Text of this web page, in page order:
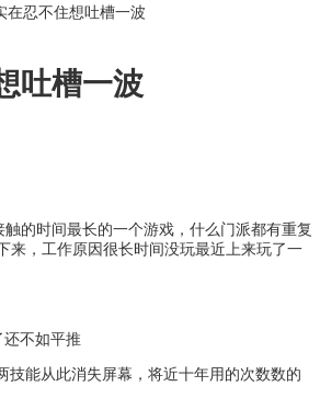
在忍不住想吐槽一波
吐槽一波
的时间最长的一个游戏，什么门派都有重复
来，工作原因很长时间没玩最近上来玩了一
不如平推
能从此消失屏幕，将近十年用的次数数的